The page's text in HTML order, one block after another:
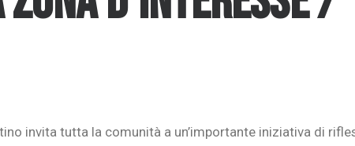
invita tutta la comunità a un’importante iniziativa di